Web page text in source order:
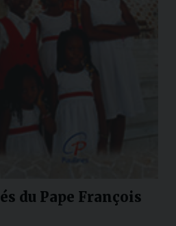
du Pape François